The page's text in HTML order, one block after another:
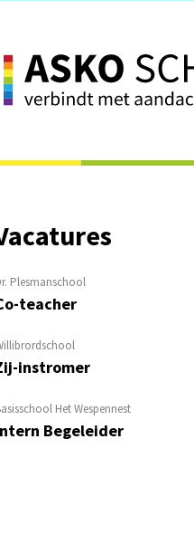
Plesmanschool
teacher
instromer
Het Wespennest
Begeleider